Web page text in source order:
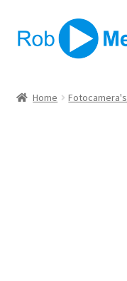
door
naar
Home Fotocamera's